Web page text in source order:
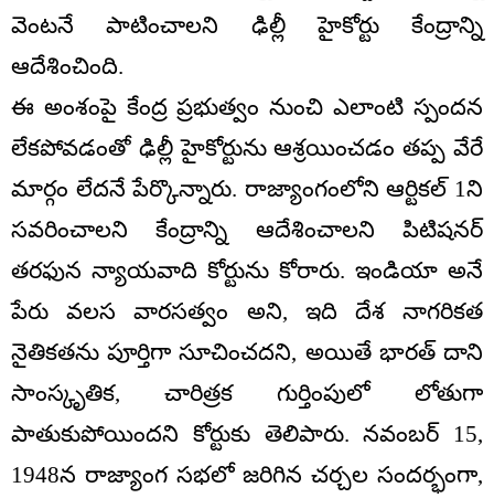
వెంటనే పాటించాలని ఢిల్లీ హైకోర్టు కేంద్రాన్ని
ఆదేశించింది.
ఈ అంశంపై కేంద్ర ప్రభుత్వం నుంచి ఎలాంటి స్పందన
లేకపోవడంతో ఢిల్లీ హైకోర్టును ఆశ్రయించడం తప్ప వేరే
మార్గం లేదనే పేర్కొన్నారు. రాజ్యాంగంలోని ఆర్టికల్ 1ని
సవరించాలని కేంద్రాన్ని ఆదేశించాలని పిటిషనర్‌
తరఫున న్యాయవాది కోర్టును కోరారు. ఇండియా అనే
పేరు వలస వారసత్వం అని, ఇది దేశ నాగరికత
నైతికతను పూర్తిగా సూచించదని, అయితే భారత్ దాని
సాంస్కృతిక, చారిత్రక గుర్తింపులో లోతుగా
పాతుకుపోయిందని కోర్టుకు తెలిపారు. నవంబర్ 15,
1948న రాజ్యాంగ సభలో జరిగిన చర్చల సందర్భంగా,